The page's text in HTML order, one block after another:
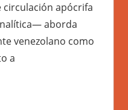
apócrifa
aborda
venezolano como
a